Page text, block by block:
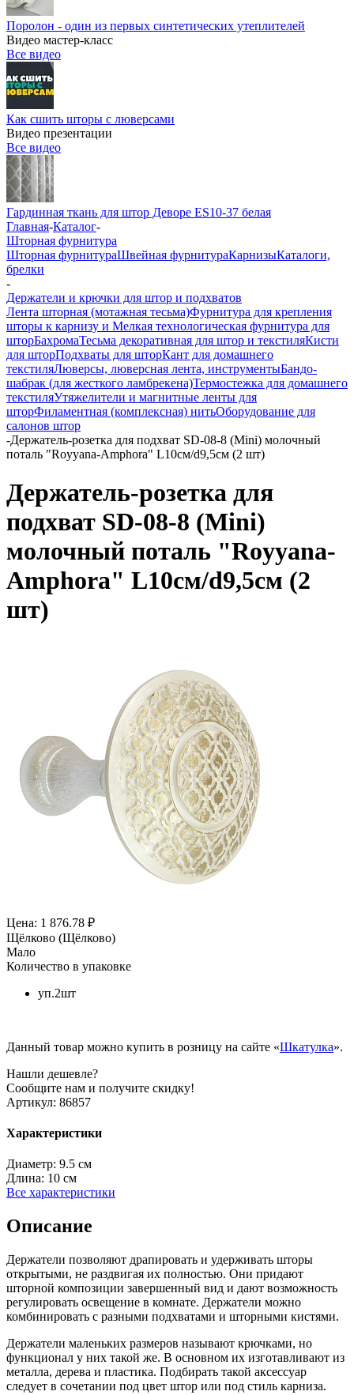
Поролон - один из первых синтетических утеплителей
Видео мастер-класс
Все видео
Как сшить шторы с люверсами
Видео презентации
Все видео
Гардинная ткань для штор Деворе ES10-37 белая
Главная-Каталог-
Шторная фурнитура
Шторная фурнитураШвейная фурнитураКарнизыКаталоги,
брелки
-
Держатели и крючки для штор и подхватов
Лента шторная (мотажная тесьма)Фурнитура для крепления
шторы к карнизу и Мелкая технологическая фурнитура для
шторБахромаТесьма декоративная для штор и текстиляКисти
для шторПодхваты для шторКант для домашнего
текстиляЛюверсы, люверсная лента, инструментыБандо-
шабрак (для жесткого ламбрекена)Термостежка для домашнего
текстиляУтяжелители и магнитные ленты для
шторФиламентная (комплексная) нитьОборудование для
салонов штор
-Держатель-розетка для подхват SD-08-8 (Mini) молочный
поталь "Royyana-Amphora" L10см/d9,5см (2 шт)
Держатель-розетка для
подхват SD-08-8 (Mini)
молочный поталь "Royyana-
Amphora" L10см/d9,5см (2
шт)
Цена: 1 876.78 ₽
Щёлково (Щёлково)
Мало
Количество в упаковке
уп.2шт
Данный товар можно купить в розницу на сайте «Шкатулка».
Нашли дешевле?
Сообщите нам и получите скидку!
Артикул: 86857
Характеристики
Диаметр: 9.5 см
Длина: 10 см
Все характеристики
Описание
Держатели позволяют драпировать и удерживать шторы
открытыми, не раздвигая их полностью. Они придают
шторной композиции завершенный вид и дают возможность
регулировать освещение в комнате. Держатели можно
комбинировать с разными подхватами и шторными кистями.
Держатели маленьких размеров называют крючками, но
функционал у них такой же. В основном их изготавливают из
металла, дерева и пластика. Подбирать такой аксессуар
следует в сочетании под цвет штор или под стиль карниза.